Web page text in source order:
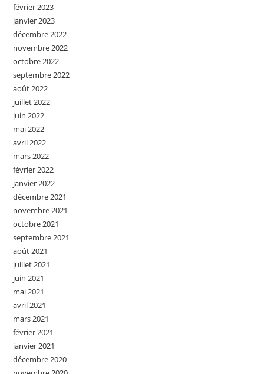
février 2023
janvier 2023
décembre 2022
novembre 2022
octobre 2022
septembre 2022
août 2022
juillet 2022
juin 2022
mai 2022
avril 2022
mars 2022
février 2022
janvier 2022
décembre 2021
novembre 2021
octobre 2021
septembre 2021
août 2021
juillet 2021
juin 2021
mai 2021
avril 2021
mars 2021
février 2021
janvier 2021
décembre 2020